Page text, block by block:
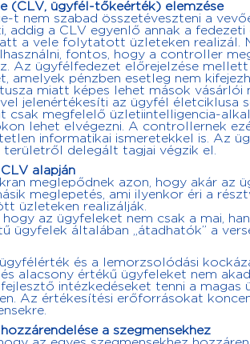
(CLV, ügyfél-tőkeérték) elemzése
t nem szabad összetéveszteni a
addig a CLV egyenlő annak a
a vele folytatott üzleteken realizál.
fontos, hogy a controller
Az ügyfélfedezet előrejelzése
amelyek pénzben esetleg nem
miatt képes lehet mások
jelenértékesíti az ügyfél életciklusa
csak megfelelő üzletiintelligencia-
lehet elvégezni. A controllernek
informatikai ismeretekkel is. Az
területről delegált tagjai végzik el.
alapján
meglepődnek azon, hogy akár az
meglepetés, ami ilyenkor éri a
üzleteken realizálják.
az ügyfeleket nem csak a mai,
ügyfelek általában „átadhatók” a
és a lemorzsolódási
alacsony értékű ügyfeleket nem
intézkedéseket tenni a
Az értékesítési erőforrásokat
a szegmensekhez